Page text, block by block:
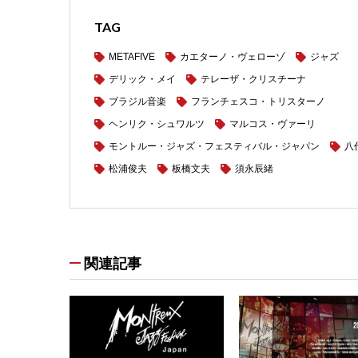
TAG
METAFIVE カエターノ・ヴェローゾ
ジャズ
デリック・メイ
テレーザ・クリスチーナ
ブラジル音楽
フランチェスコ・トリスターノ
ヘンリク・シュワルツ
マルコス・ヴァーリ
モントルー・ジャズ・フェスティバル・ジャパン
八
松浦俊夫
板橋文夫 須永辰緒
関連記事